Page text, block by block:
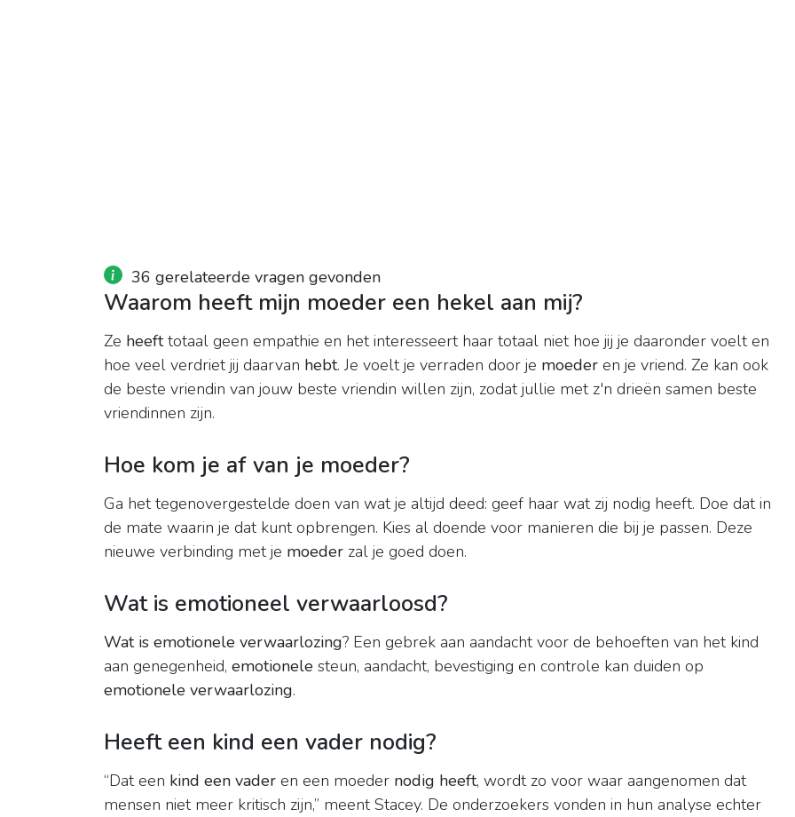
36 gerelateerde vragen gevonden
Waarom heeft mijn moeder een hekel aan mij?
Ze heefttotaal geen empathie en het interesseert haar totaal niet hoe jij je daaronder voelt en
hoe veel verdriet jij daarvan hebt. Je voelt je verraden door je moeder en je vriend. Ze kan ook
de beste vriendin van jouw beste vriendin willen zijn, zodat jullie met z'n drieën samen beste
vriendinnen zijn.
Hoe kom je af van je moeder?
Ga het tegenovergestelde doen van wat je altijd deed: geef haar wat zij nodig heeft. Doe dat in
de mate waarin je dat kunt opbrengen. Kies al doende voor manieren die bij je passen. Deze
nieuwe verbinding met je moeder zal je goed doen.
Wat is emotioneel verwaarloosd?
Wat is emotionele verwaarlozing? Een gebrek aan aandacht voor de behoeften van het kind
aan genegenheid, emotionele steun, aandacht, bevestiging en controle kan duiden op
emotionele verwaarlozing.
Heeft een kind een vader nodig?
“Dat een kind een vader en een moeder nodig heeft, wordt zo voor waar aangenomen dat
mensen niet meer kritisch zijn,” meent Stacey. De onderzoekers vonden in hun analyse echter